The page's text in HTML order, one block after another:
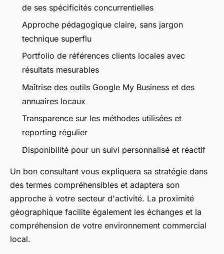
de ses spécificités concurrentielles
Approche pédagogique claire, sans jargon
technique superflu
Portfolio de références clients locales avec
résultats mesurables
Maîtrise des outils Google My Business et des
annuaires locaux
Transparence sur les méthodes utilisées et
reporting régulier
Disponibilité pour un suivi personnalisé et réactif
Un bon consultant vous expliquera sa stratégie dans
des termes compréhensibles et adaptera son
approche à votre secteur d'activité. La proximité
géographique facilite également les échanges et la
compréhension de votre environnement commercial
local.